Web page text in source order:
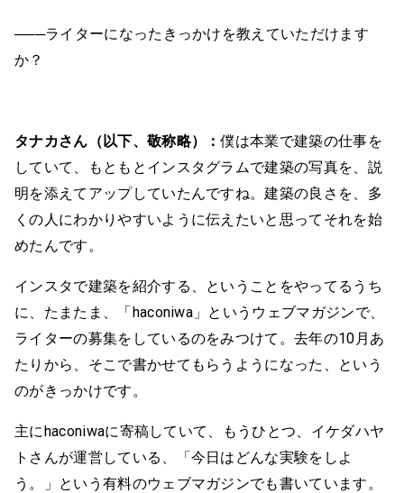
───ライターになったきっかけを教えていただけます
か？
タナカさん（以下、敬称略）：僕は本業で建築の仕事を
していて、もともとインスタグラムで建築の写真を、説
明を添えてアップしていたんですね。建築の良さを、多
くの人にわかりやすいように伝えたいと思ってそれを始
めたんです。
インスタで建築を紹介する、ということをやってるうち
に、たまたま、「haconiwa」というウェブマガジンで、
ライターの募集をしているのをみつけて。去年の10月あ
たりから、そこで書かせてもらうようになった、という
のがきっかけです。
主にhaconiwaに寄稿していて、もうひとつ、イケダハヤ
トさんが運営している、「今日はどんな実験をしよ
う。」という有料のウェブマガジンでも書いています。